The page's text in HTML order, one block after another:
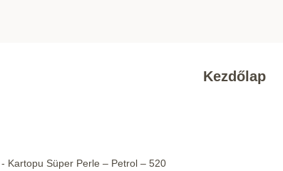
Kezdőlap
- Kartopu Süper Perle – Petrol – 520